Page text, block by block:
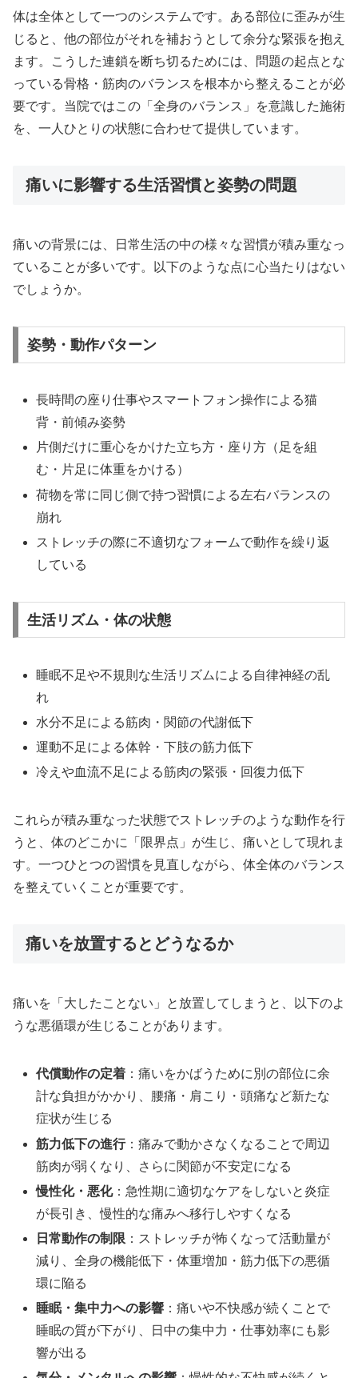
体は全体として一つのシステムです。ある部位に歪みが生
じると、他の部位がそれを補おうとして余分な緊張を抱え
ます。こうした連鎖を断ち切るためには、問題の起点とな
っている骨格・筋肉のバランスを根本から整えることが必
要です。当院ではこの「全身のバランス」を意識した施術
を、一人ひとりの状態に合わせて提供しています。
痛いに影響する生活習慣と姿勢の問題
痛いの背景には、日常生活の中の様々な習慣が積み重なっ
ていることが多いです。以下のような点に心当たりはない
でしょうか。
姿勢・動作パターン
長時間の座り仕事やスマートフォン操作による猫
背・前傾み姿勢
片側だけに重心をかけた立ち方・座り方（足を組
む・片足に体重をかける）
荷物を常に同じ側で持つ習慣による左右バランスの
崩れ
ストレッチの際に不適切なフォームで動作を繰り返
している
生活リズム・体の状態
睡眠不足や不規則な生活リズムによる自律神経の乱
れ
水分不足による筋肉・関節の代謝低下
運動不足による体幹・下肢の筋力低下
冷えや血流不足による筋肉の緊張・回復力低下
これらが積み重なった状態でストレッチのような動作を行
うと、体のどこかに「限界点」が生じ、痛いとして現れま
す。一つひとつの習慣を見直しながら、体全体のバランス
を整えていくことが重要です。
痛いを放置するとどうなるか
痛いを「大したことない」と放置してしまうと、以下のよ
うな悪循環が生じることがあります。
代償動作の定着 ：痛いをかばうために別の部位に余
計な負担がかかり、腰痛・肩こり・頭痛など新たな
症状が生じる
筋力低下の進行：痛みで動かさなくなることで周辺
筋肉が弱くなり、さらに関節が不安定になる
慢性化・悪化：急性期に適切なケアをしないと炎症
が長引き、慢性的な痛みへ移行しやすくなる
日常動作の制限 ：ストレッチが怖くなって活動量が
減り、全身の機能低下・体重増加・筋力低下の悪循
環に陥る
睡眠・集中力への影響 ：痛いや不快感が続くことで
睡眠の質が下がり、日中の集中力・仕事効率にも影
響が出る